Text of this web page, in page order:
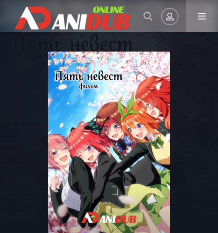
Авторизация
Запомнить
ВОЙТИ НА САЙТ
Регистрация Восстановить пароль
Или войти через